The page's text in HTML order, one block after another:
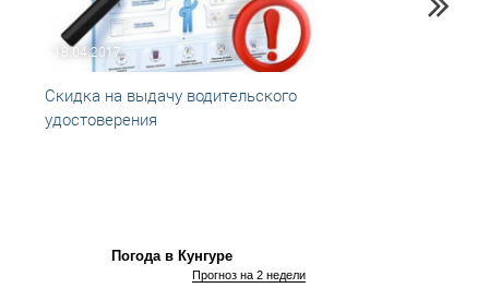
18.04.2017
Скидка на выдачу водительского
удостоверения
Погода в Кунгуре
Прогноз на 2 недели